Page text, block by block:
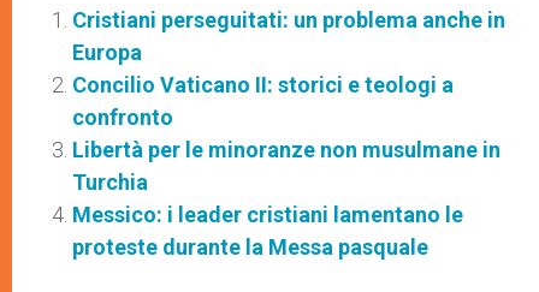
Cristiani perseguitati: un problema anche in
Europa
Concilio Vaticano II: storici e teologi a
confronto
Libertà per le minoranze non musulmane in
Turchia
Messico: i leader cristiani lamentano le
proteste durante la Messa pasquale